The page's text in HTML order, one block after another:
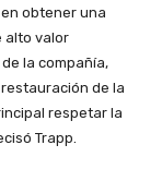
obtener una
alto valor
la compañía,
de la
respetar la
Trapp.